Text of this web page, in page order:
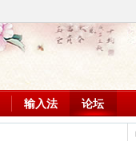
输入法 论坛